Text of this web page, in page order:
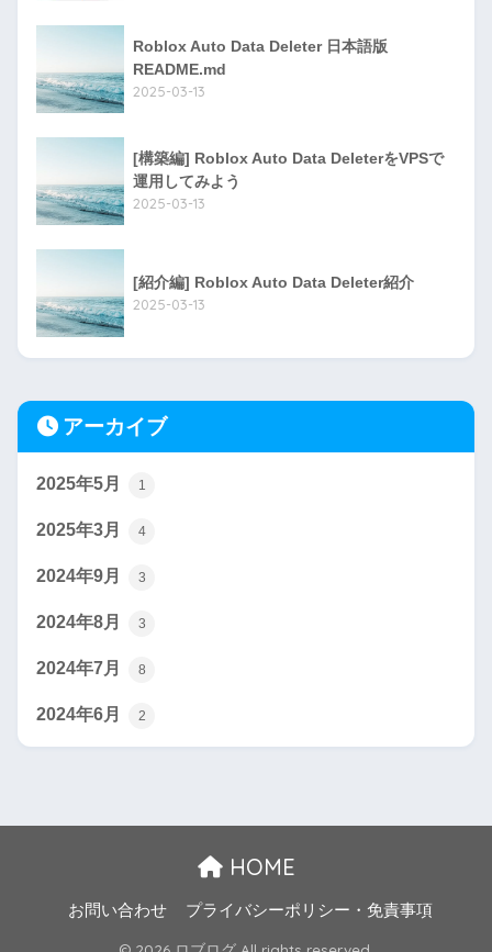
Roblox Auto Data Deleter 日本語版
README.md
2025-03-13
[構築編] Roblox Auto Data DeleterをVPSで
運用してみよう
2025-03-13
[紹介編] Roblox Auto Data Deleter紹介
2025-03-13
アーカイブ
2025年5月 1
2025年3月 4
2024年9月 3
2024年8月 3
2024年7月 8
2024年6月 2
HOME
お問い合わせ プライバシーポリシー・免責事項